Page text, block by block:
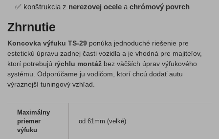
✅ konštrukcia z nerezovej ocele a chrómový povrch
Zhrnutie
Koncovka výfuku TS-29 ponúka jednoduché riešenie pre
estetickú úpravu zadnej časti vozidla a je vhodná pre majiteľov,
ktorí potrebujú rýchlu montáž bez väčších úprav výfukového
systému. Odporúčame ju vodičom, ktorí chcú dodať autu
výraznejší tuningový vzhľad.
Maximálny
priemer
výfuku
od 61mm (velké)